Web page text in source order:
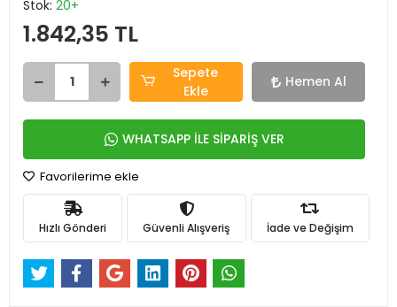
Stok: 20+
1.842,35 TL
Sepete
Ekle
Hemen Al
WHATSAPP İLE SİPARİŞ VER
Favorilerime ekle
Hızlı Gönderi Güvenli Alışveriş İade ve Değişim